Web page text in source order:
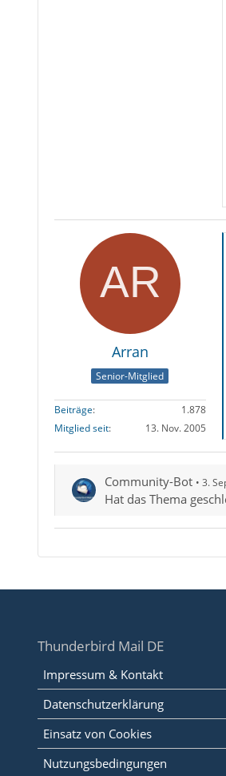
Arran
Senior-Mitglied
Beiträge
1.878
Mitglied seit
13. Nov. 2005
Community-Bot 3.
Hat das Thema
Thunderbird Mail DE
Impressum & Kontakt
Datenschutzerklärung
Einsatz von Cookies
Nutzungsbedingungen